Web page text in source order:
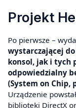
Projekt
Po pierwsze –
wystarczającej
konsol, jak i tych
odpowiedzialny
(System on Chip,
Urządzenie
biblioteki DirectX